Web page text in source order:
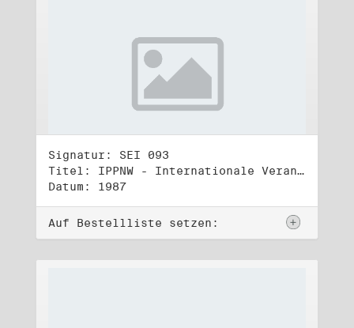
Signatur: SEI 093
Titel: IPPNW - Internationale Veranstaltungen und Tagungen (2)
Datum: 1987
Auf Bestellliste setzen: